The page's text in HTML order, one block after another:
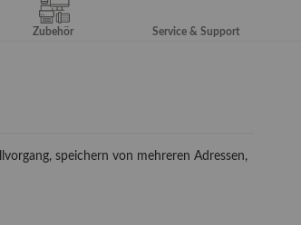
Zubehör Service & Support
speichern von mehreren Adressen,